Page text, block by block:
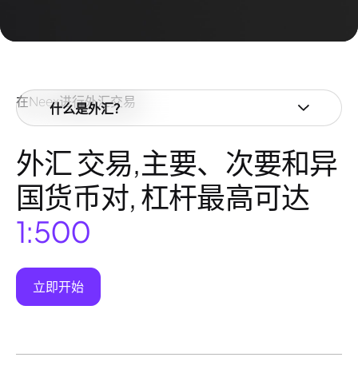
在Neex进行外汇交易
外汇 交易,主要、次要和异
国货币对, 杠杆最高可达
1:500
立即开始
什么是外汇？